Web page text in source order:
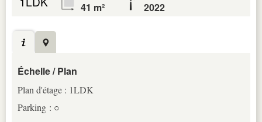
41 m² 2022
Échelle / Plan
Plan d'étage : 1LDK
Parking : ○